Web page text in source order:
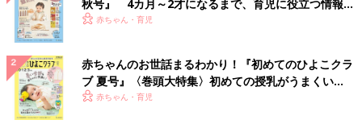
秋号』 4カ月～2才になるまで、育児に役立つ情報が
いっぱい！
赤ちゃん・育児
赤ちゃんのお世話まるわかり！『初めてのひよこクラ
ブ 夏号』〈巻頭大特集〉初めての授乳がうまくい
く！ おっぱい・ミルクの基本と夏のトラブル 解決テ
赤ちゃん・育児